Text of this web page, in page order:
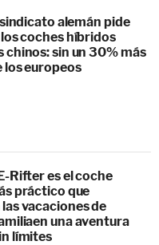
alemán pide
coches híbridos
chinos: sin un 30% más
los europeos
Rifter es el coche
práctico que
vacaciones de
una aventura
límites